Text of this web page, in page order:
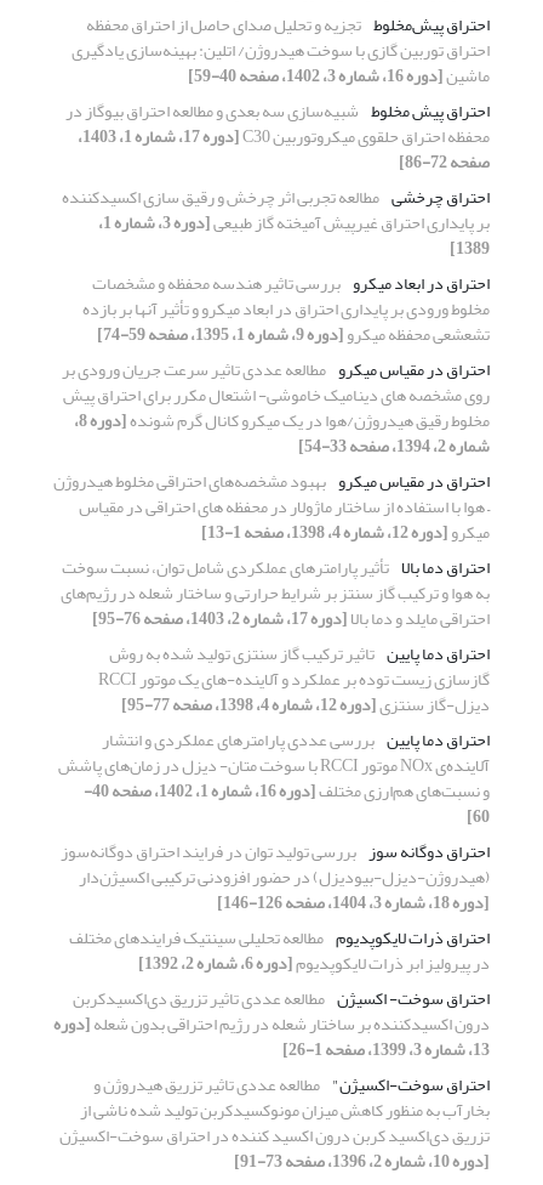
احتراق پیش‌مخلوط تجزیه و تحلیل صدای حاصل از احتراق محفظه
احتراق توربین گازی با سوخت هیدروژن/ اتلین: بهینه‌سازی یادگیری
ماشین[دوره 16، شماره 3، 1402، صفحه 40-59]
احتراق پیش مخلوط شبیه‌سازی سه بعدی و مطالعه احتراق بیوگاز در
محفظه احتراق حلقوی میکروتوربین C30 [دوره 17، شماره 1، 1403،
صفحه 72-86]
احتراق چرخشی مطالعه تجربی اثر چرخش و رقیق سازی اکسیدکننده
بر پایداری احتراق غیرپیش آمیخته گاز طبیعی [دوره 3، شماره 1،
1389]
احتراق در ابعاد میکرو بررسی تاثیر هندسه محفظه و مشخصات
مخلوط ورودی بر پایداری احتراق در ابعاد میکرو و تأثیر آن­ها بر بازده
تشعشعی محفظه میکرو[دوره 9، شماره 1، 1395، صفحه 59-74]
احتراق در مقیاس میکرو مطالعه عددی تاثیر سرعت جریان ورودی بر
روی مشخصه­ های دینامیک خاموشی- اشتعال مکرر برای احتراق پیش
­مخلوط رقیق هیدروژن/هوا در یک میکرو کانال گرم شونده [دوره 8،
شماره 2، 1394، صفحه 33-54]
احتراق در مقیاس میکرو بهبود مشخصه‌های احتراقی مخلوط هیدروژن
– هوا با استفاده از ساختار ماژولار در محفظه های احتراقی در مقیاس
میکرو[دوره 12، شماره 4، 1398، صفحه 1-13]
احتراق دما بالا تأثیر پارامترهای عملکردی شامل توان، نسبت سوخت
به هوا و ترکیب گاز سنتز بر شرایط حرارتی و ساختار شعله در رژیم‌های
احتراقی مایلد و دما بالا[دوره 17، شماره 2، 1403، صفحه 76-95]
احتراق دما پایین تاثیر ترکیب گاز سنتزی تولید شده به روش
گازسازی زیست توده بر عملکرد و آلاینده-های یک موتور RCCI
دیزل-گاز سنتزی[دوره 12، شماره 4، 1398، صفحه 77-95]
احتراق دما پایین بررسی عددی پارامترهای عملکردی و انتشار
آلاینده‌ی NOx موتور RCCI با سوخت متان- دیزل در زمان‌های پاشش
و نسبت‌های هم‌ارزی مختلف [دوره 16، شماره 1، 1402، صفحه 40-
60]
احتراق دوگانه سوز بررسی تولید توان در فرایند احتراق دوگانه‌سوز
(هیدروژن-دیزل-بیودیزل) در حضور افزودنی‌ ترکیبی اکسیژن‌دار
[دوره 18، شماره 3، 1404، صفحه 126-146]
احتراق ذرات لایکوپدیوم مطالعه تحلیلی سینتیک فرایند‌های مختلف
در پیرولیز ابر ذرات لایکوپدیوم[دوره 6، شماره 2، 1392]
احتراق سوخت- اکسیژن مطالعه عددی تاثیر تزریق دی‌اکسیدکربن
درون اکسیدکننده بر ساختار شعله در رژیم احتراقی بدون شعله[دوره
13، شماره 3، 1399، صفحه 1-26]
احتراق سوخت-اکسیژن" مطالعه عددی تاثیر تزریق هیدروژن و
بخارآب به منظور کاهش میزان مونوکسیدکربن تولید شده ناشی از
تزریق دی‌اکسید کربن درون اکسید کننده در احتراق سوخت-اکسیژن
[دوره 10، شماره 2، 1396، صفحه 73-91]